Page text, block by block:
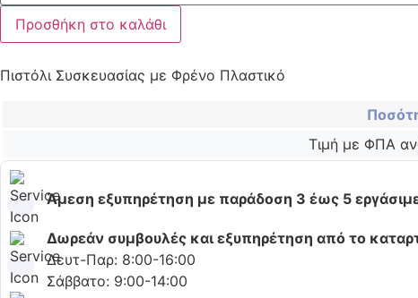
Προσθήκη στο καλάθι
Πιστόλι Συσκευασίας με Φρένο Πλαστικό
Τιμή με ΦΠΑ
Άμεση εξυπηρέτηση με παράδοση 3 έως 5
Δωρεάν συμβουλές και εξυπηρέτηση από το
Δευτ-Παρ: 8:00-16:00
Σάββατο: 9:00-14:00